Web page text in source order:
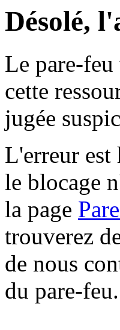
Désolé,
Le pare-
cette
jugée
L'erreur est
le blocage
la page
trouverez
de nous
du pare-feu.